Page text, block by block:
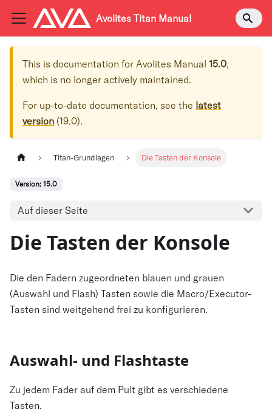
Avolites Titan Manual
This is documentation for Avolites Manual 15.0,
which is no longer actively maintained.
For up-to-date documentation, see the latest
version (19.0).
Titan-Grundlagen Die Tasten der Konsole
Version: 15.0
Auf dieser Seite
Die Tasten der Konsole
Die den Fadern zugeordneten blauen und grauen
(Auswahl und Flash) Tasten sowie die Macro/Executor-
Tasten sind weitgehend frei zu konfigurieren.
Auswahl- und Flashtaste
Zu jedem Fader auf dem Pult gibt es verschiedene
Tasten.